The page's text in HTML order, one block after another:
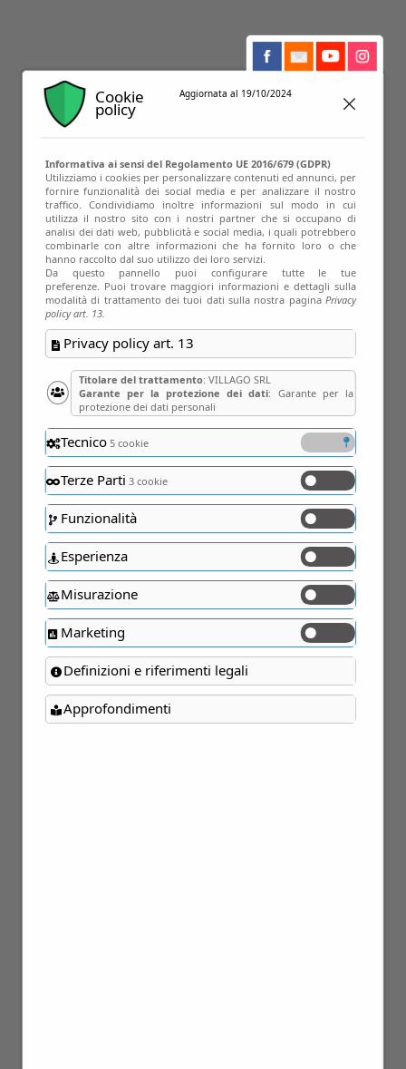
01
Giu
03
Mag
Cookie
policy
Aggiornata al 19/10/2024
Informativa ai sensi del Regolamento UE 2016/679 (GDPR)
Utilizziamo i cookies per personalizzare contenuti ed annunci, per
fornire funzionalità dei social media e per analizzare il nostro
traffico. Condividiamo inoltre informazioni sul modo in cui
utilizza il nostro sito con i nostri partner che si occupano di
analisi dei dati web, pubblicità e social media, i quali potrebbero
combinarle con altre informazioni che ha fornito loro o che
hanno raccolto dal suo utilizzo dei loro servizi.
Da questo pannello puoi configurare tutte le tue
preferenze. Puoi trovare maggiori informazioni e dettagli sulla
modalità di trattamento dei tuoi dati sulla nostra paginaPrivacy
policy art. 13.
Privacy policy art. 13
Titolare del trattamento: VILLAGO SRL
Garante per la protezione dei dati: Garante per la
protezione dei dati personali
Tecnico5 cookie
Terze Parti 3 cookie
Funzionalità
Esperienza
Misurazione
Marketing
Definizioni e riferimenti legali
Approfondimenti